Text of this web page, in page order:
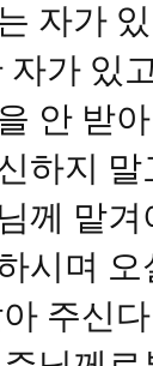
자가
자가 있
안 받
하지
께 맡
시며
주신